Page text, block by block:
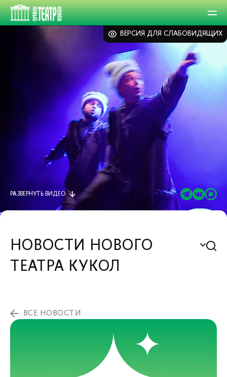
ВЕРСИЯ ДЛЯ СЛАБОВИДЯЩИХ
РАЗВЕРНУТЬ ВИДЕО
НОВОСТИ НОВОГО
ТЕАТРА КУКОЛ
ВСЕ НОВОСТИ